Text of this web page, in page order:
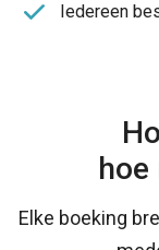
Iedereen
hoe
Elke boeking